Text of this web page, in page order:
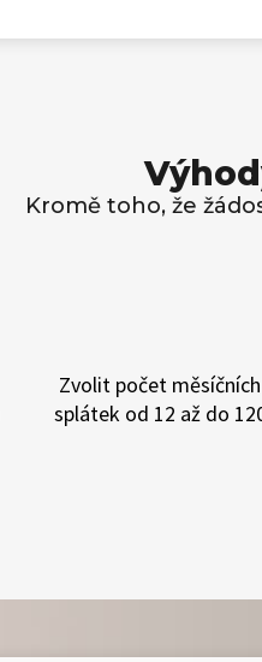
Kromě toho, že
Zvolit počet měsíčních
splátek od 12 až do